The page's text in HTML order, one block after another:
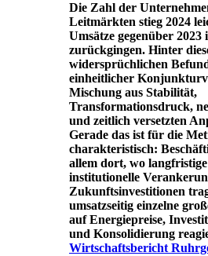
Die Zahl der
Leitmärkten stieg 2024
Umsätze gegenüber 2023
zurückgingen. Hinter
widersprüchlichen
einheitlicher
Mischung aus Stabilität,
Transformationsdruck,
und zeitlich versetzten
Gerade das ist für die
charakteristisch:
allem dort, wo
institutionelle
Zukunftsinvestitionen
umsatzseitig einzelne
auf Energiepreise,
und Konsolidierung
Wirtschaftsbericht